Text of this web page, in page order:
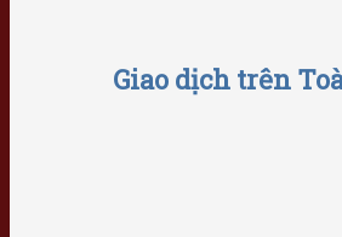
Giao dịch trên